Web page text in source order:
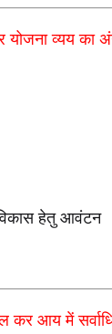
योजना व्यय का
विकास हेतु आवंटन
कर आय में